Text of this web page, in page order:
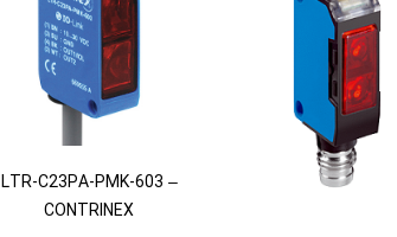
LTR-C23PA-PMK-603 –
CONTRINEX